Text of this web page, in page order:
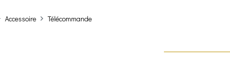
Accessoire Télécommande